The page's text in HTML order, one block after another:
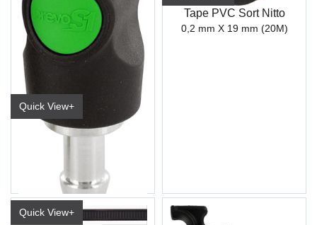
Quick View+
Tape PVC Sort Nitto
0,2 mm X 19 mm (20M)
Quick View+